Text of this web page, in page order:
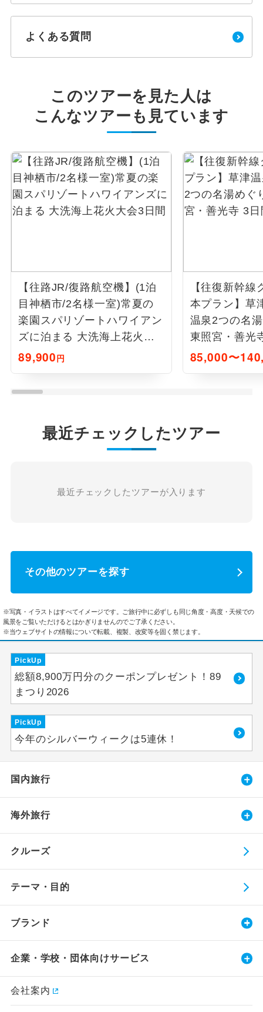
よくある質問
このツアーを見た人は
こんなツアーも見ています
【往路JR/復路航空機】(1泊
目神栖市/2名様一室)常夏の
楽園スパリゾートハワイアン
ズに泊まる 大洗海上花火大
会3日間
89,900円
【往復新幹
本プラン】草
温泉2つの名
東照宮・善光
85,000〜
最近チェックしたツアー
最近チェックしたツアーが入ります
その他のツアーを探す
※写真・イラストはすべてイメージです。ご旅行中に必ずしも同じ角度・高度・天候での
風景をご覧いただけるとはかぎりませんのでご了承ください。
※当ウェブサイトの情報について転載、複製、改変等を固く禁じます。
PickUp
総額8,900万円分のクーポンプレゼント！89
まつり2026
PickUp
今年のシルバーウィークは5連休！
国内旅行
海外旅行
クルーズ
テーマ・目的
ブランド
企業・学校・団体向けサービス
会社案内